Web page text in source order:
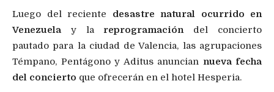
Luego del reciente desastre natural ocurrido en
Venezuela y lareprogramacióndel concierto
pautado para la ciudad de Valencia, las agrupaciones
Témpano, Pentágono y Aditus anuncian nueva fecha
del concierto que ofrecerán en el hotel Hesperia.